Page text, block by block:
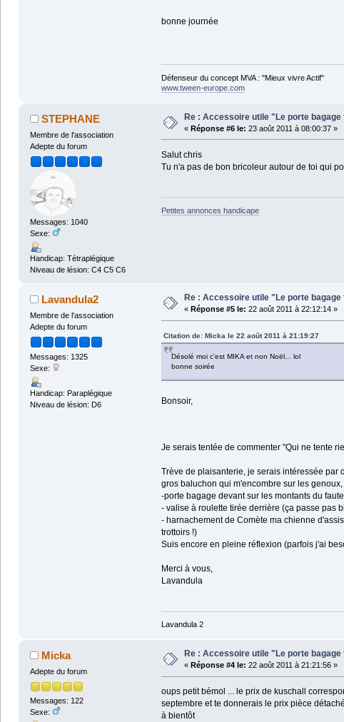
bonne journée
Défenseur du concept MVA : "Mieux vivre Actif"
www.tween-europe.com
STEPHANE
Membre de l'association
Adepte du forum
Messages: 1040
Sexe:
Handicap: Tétraplégique
Niveau de lésion: C4 C5 C6
Re : Accessoire utile "Le porte
« Réponse #6 le: 23 août 2011 à 08:00:37 »
Salut chris
Tu n'a pas de bon bricoleur autour de toi qui
Petites annonces handicape
Lavandula2
Membre de l'association
Adepte du forum
Messages: 1325
Sexe:
Handicap: Paraplégique
Niveau de lésion: D6
Re : Accessoire utile "Le porte
« Réponse #5 le: 22 août 2011 à 22:12:14 »
Citation de: Micka le 22 août 2011 à 21:19:27
Désolé moi c'est MIKA et non Noël... lol
bonne soirée
Bonsoir,
Je serais tentée de commenter "Qui ne tente
Trève de plaisanterie, je serais intéressée par
gros baluchon qui m'encombre sur les
-porte bagage devant sur les montants du
- valise à roulette tirée derrière (ça passe pas
- harnachement de Comète ma chienne
trottoirs !)
Suis encore en pleine réflexion (parfois j'ai
Merci à vous,
Lavandula
Lavandula 2
Micka
Adepte du forum
Messages: 122
Sexe:
Re : Accessoire utile "Le porte
« Réponse #4 le: 22 août 2011 à 21:21:56 »
oups petit bémol ... le prix de kuschall
septembre et te donnerais le prix pièce
à bientôt